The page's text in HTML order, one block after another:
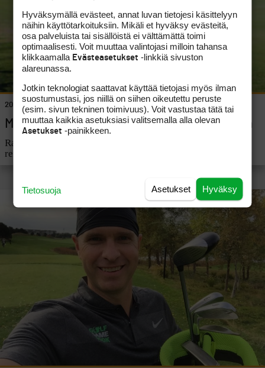
20.5.2017 OMA PELI
Mikko Rantanen paras Speedgolf-kiertueella
Rantanen pelasi Hyvinkäällä mainion 77 lyönnin tuloksen
reilusti alle tunnissa.
Hyväksymällä evästeet, annat luvan tietojesi käsittelyyn
näihin käyttötarkoituksiin. Mikäli et hyväksy evästeitä,
osa palveluista tai sisällöistä ei välttämättä toimi
optimaalisesti. Voit muuttaa valintojasi milloin tahansa
klikkaamalla Evästeasetukset -linkkiä sivuston
alareunassa.
Jotkin teknologiat saattavat käyttää tietojasi myös ilman
suostumustasi, jos niillä on siihen oikeutettu peruste
(esim. sivun tekninen toimivuus). Voit vastustaa tätä tai
muuttaa kaikkia asetuksiasi valitsemalla alla olevan
Asetukset -painikkeen.
Hyväksy
Asetukset
Tietosuoja